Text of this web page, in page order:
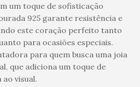
um toque de sofisticação
925 garante resistência e
este coração perfeito tanto
para ocasiões especiais.
para quem busca uma joia
que adiciona um toque de
visual.